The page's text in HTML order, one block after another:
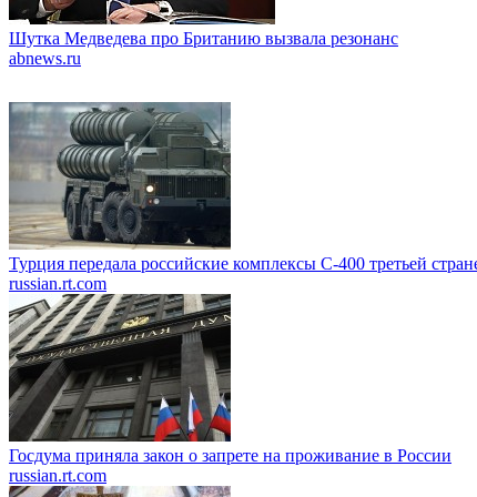
Шутка Медведева про Британию вызвала резонанс
abnews.ru
Турция передала российские комплексы С-400 третьей
russian.rt.com
Госдума приняла закон о запрете на проживание в России
russian.rt.com